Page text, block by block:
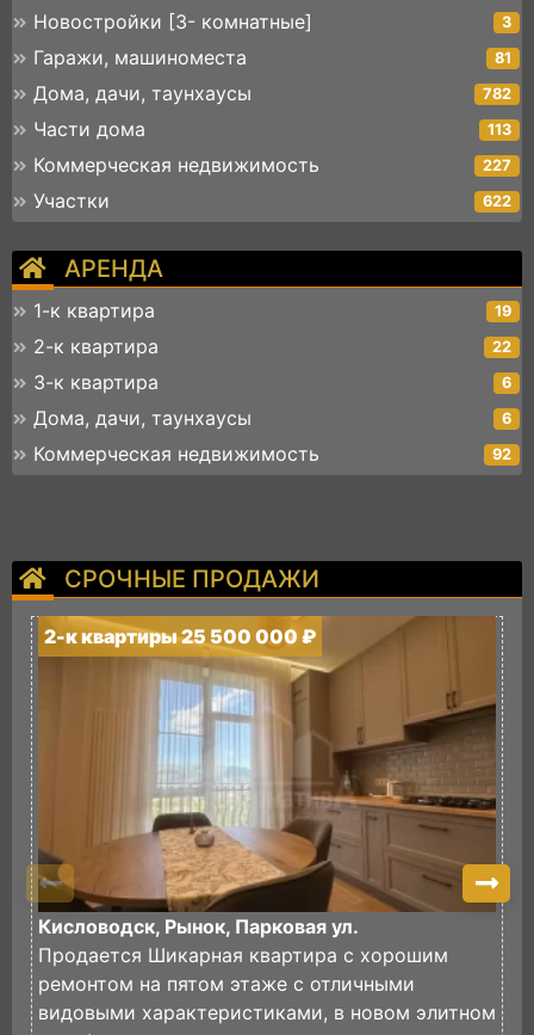
Новостройки [3- комнатные] 3
Гаражи, машиноместа 81
Дома, дачи, таунхаусы 782
Части дома 113
Коммерческая недвижимость 227
Участки 622
АРЕНДА
1-к квартира 19
2-к квартира 22
3-к квартира 6
Дома, дачи, таунхаусы 6
Коммерческая недвижимость 92
СРОЧНЫЕ ПРОДАЖИ
2-к квартиры 25 500 000 ₽
Кисловодск, Рынок, Парковая ул.
Продается Шикарная квартира с хорошим
ремонтом на пятом этаже с отличными
видовыми характеристиками, в новом элитном